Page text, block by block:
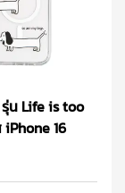
น Life is too
16